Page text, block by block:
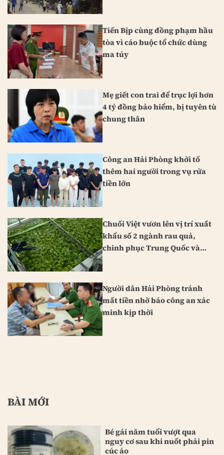
Tiến Bịp cùng đồng phạm hầu
tòa vì cáo buộc tổ chức dùng
ma túy
Mẹ giết con trai để trục lợi hơn
4 tỷ đồng bảo hiểm, bị tuyên tù
chung thân
Công an Hải Phòng khởi tố
thêm hai người trong vụ rửa
tiền lớn
Chuối Việt vươn lên vị trí xuất
khẩu số 2 ngành rau quả,
chinh phục Trung Quốc và
Người dân Hải Phòng tránh
mất tiền nhờ báo công an xác
minh kịp thời
BÀI MỚI
Bé gái năm tuổi vượt qua
nguy cơ sau khi nuốt phải pin
cúc áo